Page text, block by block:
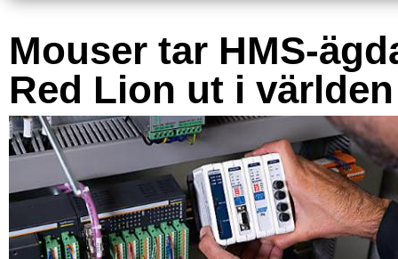
Mouser tar HMS-
Red Lion ut i världen